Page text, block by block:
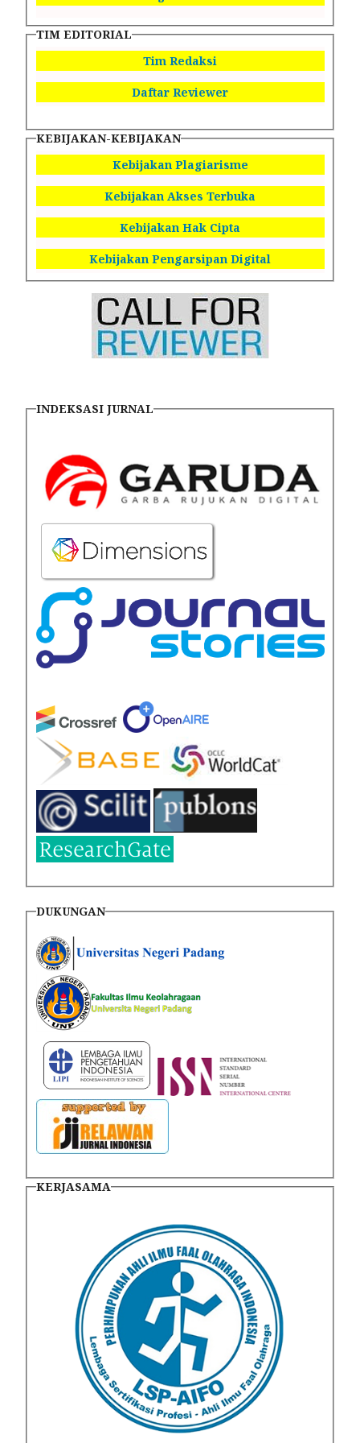
TIM EDITORIAL
Tim Redaksi
Daftar Reviewer
KEBIJAKAN-KEBIJAKAN
Kebijakan Plagiarisme
Kebijakan Akses Terbuka
Kebijakan Hak Cipta
Kebijakan Pengarsipan Digital
INDEKSASI JURNAL
DUKUNGAN
KERJASAMA